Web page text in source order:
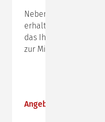
Neben zahlreichen
erhalten Sie ein
das Ihnen
zur
Angebote für